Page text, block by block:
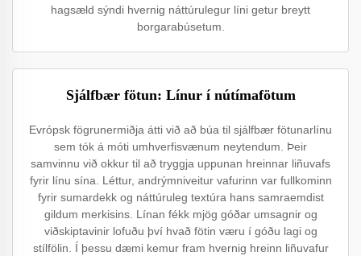
hagsæld sýndi hvernig náttúrulegur líni getur breytt
borgarabúsetum.
Sjálfbær fötun: Línur í nútímafötum
Evrópsk fögrunermiðja átti við að búa til sjálfbær fötunarlínu
sem tók á móti umhverfisvænum neytendum. Þeir
samvinnu við okkur til að tryggja uppunan hreinnar liñuvafs
fyrir línu sína. Léttur, andrýmniveitur vafurinn var fullkominn
fyrir sumardekk og náttúruleg textúra hans samraemdist
gildum merkisins. Línan fékk mjög góðar umsagnir og
viðskiptavinir lofuðu því hvað fötin væru í góðu lagi og
stílfölin. Í þessu dæmi kemur fram hvernig hreinn liñuvafur